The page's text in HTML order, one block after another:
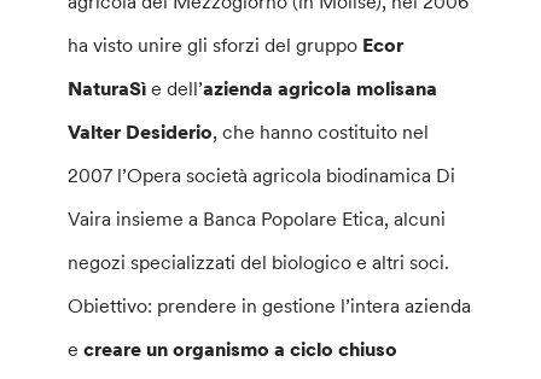
ha visto unire gli sforzi del gruppo Ecor
NaturaSì e dell’azienda agricola molisana
Valter Desiderio, che hanno costituito nel
2007 l’Opera società agricola biodinamica Di
Vaira insieme a Banca Popolare Etica, alcuni
negozi specializzati del biologico e altri soci.
Obiettivo: prendere in gestione l’intera azienda
ecreare un organismo a ciclo chiuso